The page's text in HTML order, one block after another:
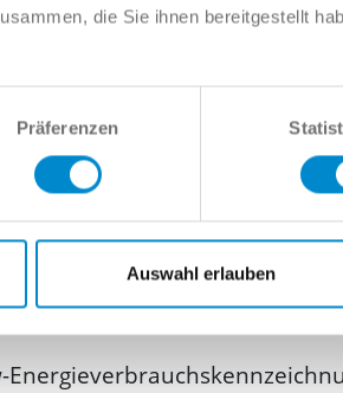
die Sie ihnen bereitgestellt
Präferenzen
Auswahl erlauben